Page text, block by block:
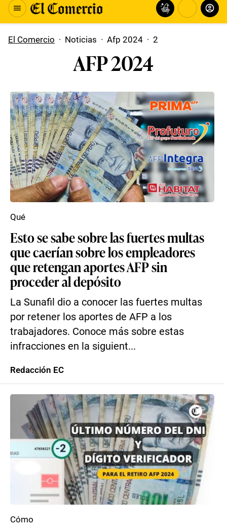
El Comercio · Noticias · Afp 2024 · 2
AFP 2024
Esto se sabe sobre las fuertes multas
que caerían sobre los empleadores
que retengan aportes AFP sin
proceder al depósito
La Sunafil dio a conocer las fuertes multas
por retener los aportes de AFP a los
trabajadores. Conoce más sobre estas
infracciones en la siguient...
Qué
Redacción EC
Cómo